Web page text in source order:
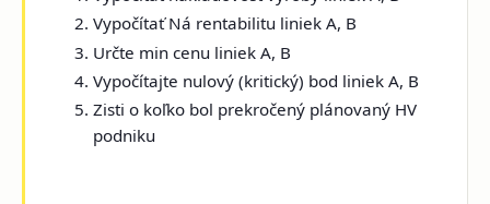
Vypočítať Ná rentabilitu liniek A, B
Určte min cenu liniek A, B
Vypočítajte nulový (kritický) bod liniek A, B
Zisti o koľko bol prekročený plánovaný HV
podniku